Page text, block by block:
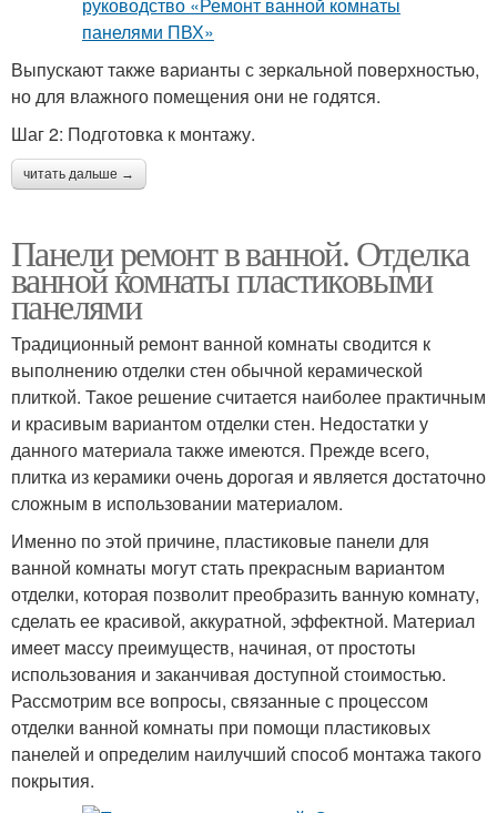
Выпускают также варианты с зеркальной поверхностью,
но для влажного помещения они не годятся.
Шаг 2: Подготовка к монтажу.
читать дальше →
Панели ремонт в ванной. Отделка
ванной комнаты пластиковыми
панелями
Традиционный ремонт ванной комнаты сводится к
выполнению отделки стен обычной керамической
плиткой. Такое решение считается наиболее практичным
и красивым вариантом отделки стен. Недостатки у
данного материала также имеются. Прежде всего,
плитка из керамики очень дорогая и является достаточно
сложным в использовании материалом.
Именно по этой причине, пластиковые панели для
ванной комнаты могут стать прекрасным вариантом
отделки, которая позволит преобразить ванную комнату,
сделать ее красивой, аккуратной, эффектной. Материал
имеет массу преимуществ, начиная, от простоты
использования и заканчивая доступной стоимостью.
Рассмотрим все вопросы, связанные с процессом
отделки ванной комнаты при помощи пластиковых
панелей и определим наилучший способ монтажа такого
покрытия.